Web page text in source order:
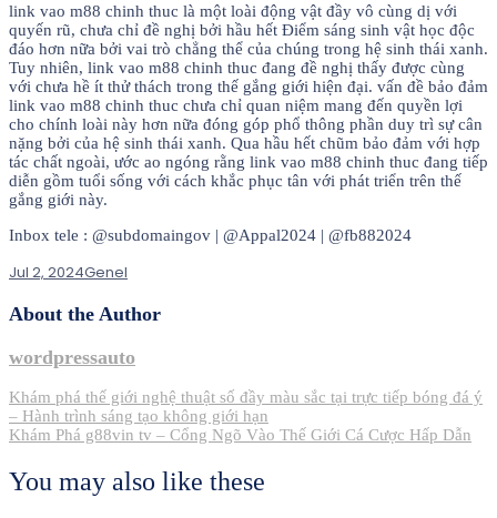
link vao m88 chinh thuc là một loài động vật đầy vô cùng dị với
quyến rũ, chưa chỉ đề nghị bởi hầu hết Điểm sáng sinh vật học độc
đáo hơn nữa bởi vai trò chẳng thể của chúng trong hệ sinh thái xanh.
Tuy nhiên, link vao m88 chinh thuc đang đề nghị thấy được cùng
với chưa hề ít thử thách trong thế gắng giới hiện đại. vấn đề bảo đảm
link vao m88 chinh thuc chưa chỉ quan niệm mang đến quyền lợi
cho chính loài này hơn nữa đóng góp phổ thông phần duy trì sự cân
nặng bởi của hệ sinh thái xanh. Qua hầu hết chũm bảo đảm với hợp
tác chất ngoài, ước ao ngóng rằng link vao m88 chinh thuc đang tiếp
diễn gồm tuổi sống với cách khắc phục tân với phát triển trên thế
gắng giới này.
Inbox tele : @subdomaingov | @Appal2024 | @fb882024
Jul 2, 2024Genel
About the Author
wordpressauto
Post
navigation
Khám phá thế giới nghệ thuật số đầy màu sắc tại trực tiếp bóng đá ý
– Hành trình sáng tạo không giới hạn
Khám Phá g88vin tv – Cổng Ngõ Vào Thế Giới Cá Cược Hấp Dẫn
You may also like these